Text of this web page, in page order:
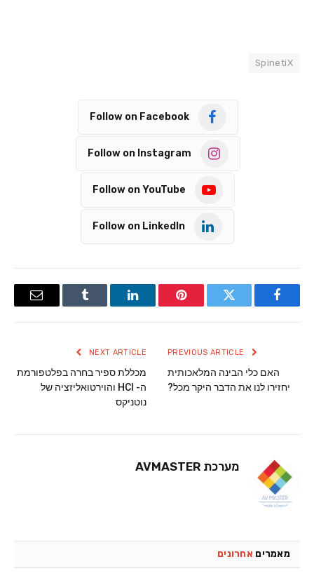
SpinetiX
Follow on Facebook
Follow on Instagram
Follow on YouTube
Follow on LinkedIn
Facebook
Twitter
Pinterest
LinkedIn
Tumblr
Email
האם כלי הבינה המלאכותית
יחזירו לנו את הדבר היקר מכל?
NEXT ARTICLE
מכללת ספיר בחרה בפלטפורמת
ה- HCI והוירטואליזציה של
נוטניקס
מערכת AVMASTER
מאמרים אחרונים